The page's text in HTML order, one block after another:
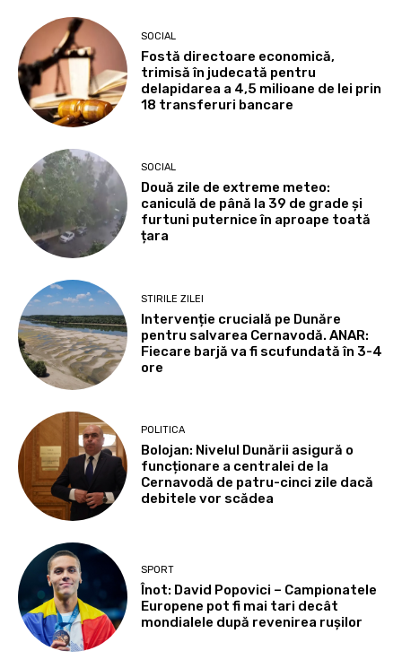
SOCIAL
Fostă directoare economică,
trimisă în judecată pentru
delapidarea a 4,5 milioane de lei prin
18 transferuri bancare
SOCIAL
Două zile de extreme meteo:
caniculă de până la 39 de grade și
furtuni puternice în aproape toată
țara
STIRILE ZILEI
Intervenție crucială pe Dunăre
pentru salvarea Cernavodă. ANAR:
Fiecare barjă va fi scufundată în 3-4
ore
POLITICA
Bolojan: Nivelul Dunării asigură o
funcționare a centralei de la
Cernavodă de patru-cinci zile dacă
debitele vor scădea
SPORT
Înot: David Popovici – Campionatele
Europene pot fi mai tari decât
mondialele după revenirea rușilor